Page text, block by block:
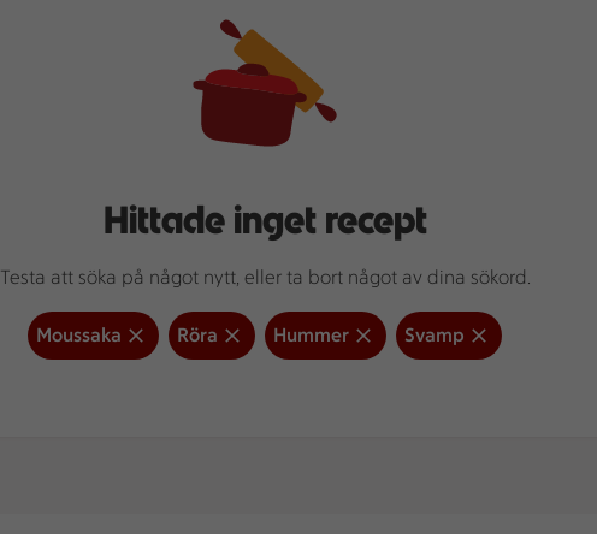
Hittade inget recept
Testa att söka på något nytt, eller ta bort något av dina sökord.
Moussaka Röra Hummer Svamp